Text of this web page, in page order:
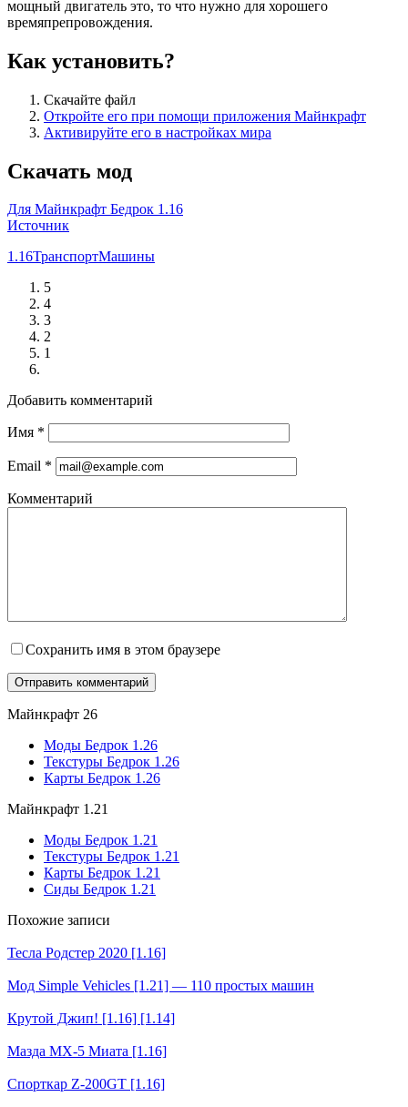
мощный двигатель это, то что нужно для хорошего
времяпрепровождения.
Как установить?
Скачайте файл
Откройте его при помощи приложения Майнкрафт
Активируйте его в настройках мира
Скачать мод
Для Майнкрафт Бедрок 1.16
Источник
1.16ТранспортМашины
5
4
3
2
1
Добавить комментарий
Имя *
Email *
Комментарий
Сохранить имя в этом браузере
Майнкрафт 26
Моды Бедрок 1.26
Текстуры Бедрок 1.26
Карты Бедрок 1.26
Майнкрафт 1.21
Моды Бедрок 1.21
Текстуры Бедрок 1.21
Карты Бедрок 1.21
Сиды Бедрок 1.21
Похожие записи
Тесла Родстер 2020 [1.16]
Мод Simple Vehicles [1.21] — 110 простых машин
Крутой Джип! [1.16] [1.14]
Мазда МХ-5 Миата [1.16]
Спорткар Z-200GT [1.16]